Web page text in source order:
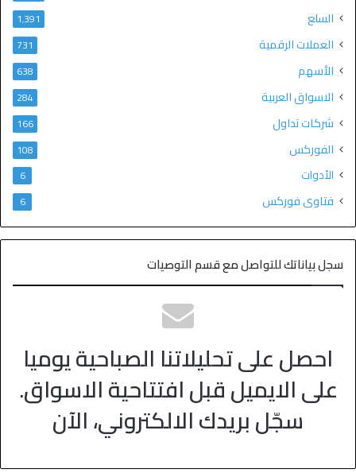
السلع 1٬391
العملات الرقمية 731
الأسهم 638
الاسواق العربية 284
شركات تداول 166
الفوركس 108
الأدوات 6
فتاوى فوركس 6
سجل بياناتك للتواصل مع قسم التوصيات
احصل على تحليلاتنا الصباحية يوميا
على الايميل قبل افتتاحية الاسواق.
سجّل بريدك الالكتروني، الآن